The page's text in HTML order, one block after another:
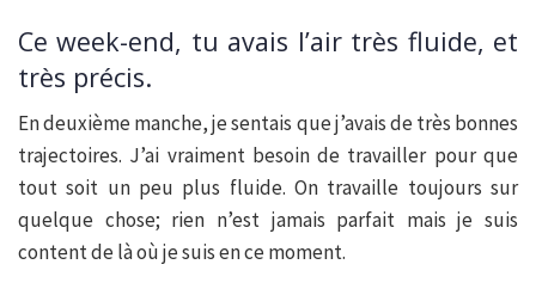
Ce week-end, tu avais l’air très fluide, et
très précis.
En deuxième manche, je sentais que j’avais de très bonnes
trajectoires. J’ai vraiment besoin de travailler pour que
tout soit un peu plus fluide. On travaille toujours sur
quelque chose; rien n’est jamais parfait mais je suis
content de là où je suis en ce moment.